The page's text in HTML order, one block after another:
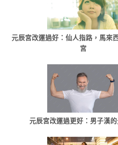
元辰宮改運過好：仙人指路，馬來
宮
元辰宮改運過更好：男子漢